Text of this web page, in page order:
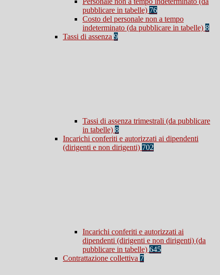
pubblicare in tabelle) 76
Costo del personale non a tempo
indeterminato (da pubblicare in tabelle) 8
Tassi di assenza 9
Tassi di assenza trimestrali (da pubblicare
in tabelle) 8
Incarichi conferiti e autorizzati ai dipendenti
(dirigenti e non dirigenti) 702
Incarichi conferiti e autorizzati ai
dipendenti (dirigenti e non dirigenti) (da
pubblicare in tabelle) 645
Contrattazione collettiva 7